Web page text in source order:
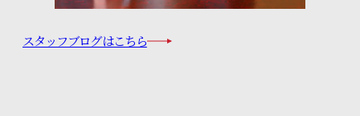
スタッフブログはこちら